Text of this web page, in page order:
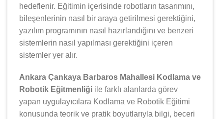
hedeflenir. Eğitimin içerisinde robotların tasarımını,
bileşenlerinin nasıl bir araya getirilmesi gerektiğini,
yazılım programının nasıl hazırlandığını ve benzeri
sistemlerin nasıl yapılması gerektiğini içeren
sistemler yer alır.
Ankara Çankaya Barbaros Mahallesi Kodlama ve
Robotik Eğitmenliği ile farklı alanlarda görev
yapan uygulayıcılara Kodlama ve Robotik Eğitimi
konusunda teorik ve pratik boyutlarıyla bilgi, beceri